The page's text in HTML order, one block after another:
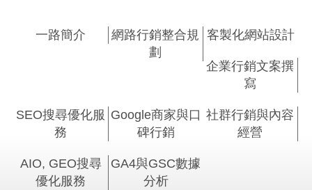
一路簡介
網路行銷整合規
劃
客製化網站設計
企業行銷文案撰
寫
SEO搜尋優化服
務
Google商家與口
碑行銷
社群行銷與內容
經營
AIO, GEO搜尋
優化服務
GA4與GSC數據
分析